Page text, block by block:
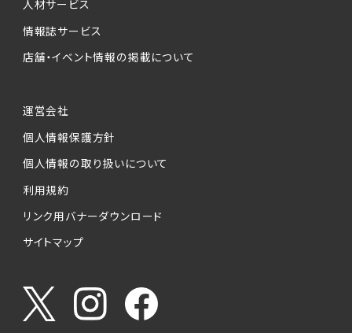
ービスの実施にあたりそれぞれ必要となる項目
を入力いただかない場合は、各々のサービスを
個人情報の第三者への提供について
当社は、以下の提供先に対して個人情報を提供
します。
(1)お客様が求人応募フォームより個人情報を
送信した事業主（広告主）への提供
お客様が求職活動・応募等を行った企業による
うやりとり・情報提供（採否・合否の検討を含み
ます）
人材サービス
情報誌サービス
店舗・イベント情報の掲載について
運営会社
個人情報保護方針
個人情報の取り扱いについて
利用規約
リンク用バナーダウンロード
サイトマップ